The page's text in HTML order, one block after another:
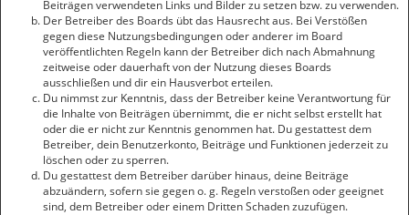
Beiträgen verwendeten Links und Bilder zu setzen bzw. zu verwenden.
Der Betreiber des Boards übt das Hausrecht aus. Bei Verstößen
gegen diese Nutzungsbedingungen oder anderer im Board
veröffentlichten Regeln kann der Betreiber dich nach Abmahnung
zeitweise oder dauerhaft von der Nutzung dieses Boards
ausschließen und dir ein Hausverbot erteilen.
Du nimmst zur Kenntnis, dass der Betreiber keine Verantwortung für
die Inhalte von Beiträgen übernimmt, die er nicht selbst erstellt hat
oder die er nicht zur Kenntnis genommen hat. Du gestattest dem
Betreiber, dein Benutzerkonto, Beiträge und Funktionen jederzeit zu
löschen oder zu sperren.
Du gestattest dem Betreiber darüber hinaus, deine Beiträge
abzuändern, sofern sie gegen o. g. Regeln verstoßen oder geeignet
sind, dem Betreiber oder einem Dritten Schaden zuzufügen.